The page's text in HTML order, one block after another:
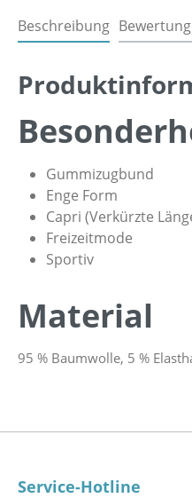
Beschreibung
Gummizugbund
Enge Form
Capri (Verkürzte
Freizeitmode
Sportiv
Material
95 % Baumwolle, 5 %
Service-Hotline